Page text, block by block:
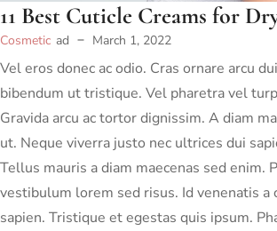
11 Best Cuticle Creams for
Cosmetic ad March 1, 2022
Vel eros donec ac odio. Cras ornare arcu
bibendum ut tristique. Vel pharetra vel
Gravida arcu ac tortor dignissim. A diam
ut. Neque viverra justo nec ultrices dui
Tellus mauris a diam maecenas sed enim.
vestibulum lorem sed risus. Id venenatis a
sapien. Tristique et egestas quis ipsum.